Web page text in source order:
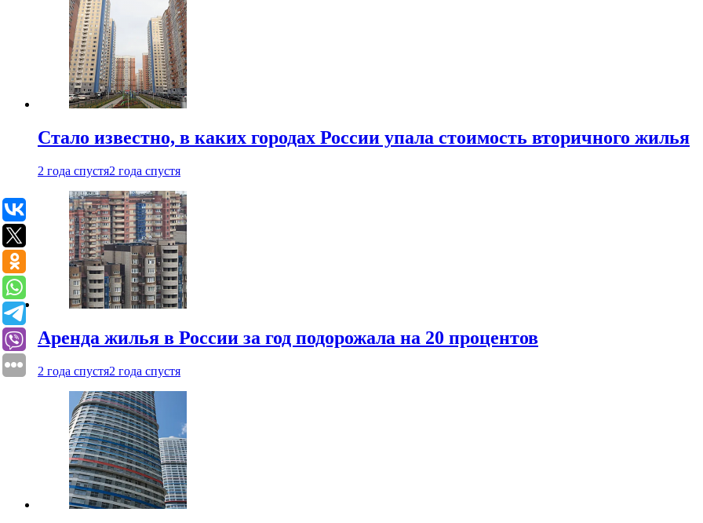
Стало известно, в каких городах России упала стоимость вторичного жилья
2 года спустя2 года спустя
Аренда жилья в России за год подорожала на 20 процентов
2 года спустя2 года спустя